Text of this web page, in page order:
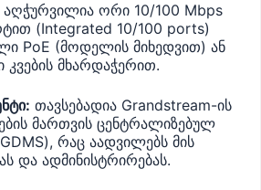
აღჭურვილია ორი 10/100 Mbps
(Integrated 10/100 ports)
PoE (მოდელის მიხედვით) ან
მხარდაჭერით.
თავსებადია Grandstream-ის
მართვის ცენტრალიზებულ
რაც აადვილებს მის
და ადმინისტრირებას.